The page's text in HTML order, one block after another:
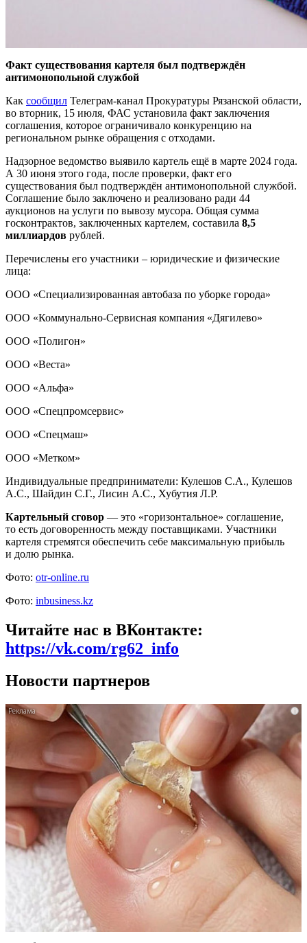
Факт существования картеля был подтверждён
антимонопольной службой
Как сообщил Телеграм-канал Прокуратуры Рязанской области,
во вторник, 15 июля, ФАС установила факт заключения
соглашения, которое ограничивало конкуренцию на
региональном рынке обращения с отходами.
Надзорное ведомство выявило картель ещё в марте 2024 года.
А 30 июня этого года, после проверки, факт его
существования был подтверждён антимонопольной службой.
Соглашение было заключено и реализовано ради 44
аукционов на услуги по вывозу мусора. Общая сумма
госконтрактов, заключенных картелем, составила 8,5
миллиардов рублей.
Перечислены его участники – юридические и физические
лица:
ООО «Специализированная автобаза по уборке города»
ООО «Коммунально-Сервисная компания «Дягилево»
ООО «Полигон»
ООО «Веста»
ООО «Альфа»
ООО «Спецпромсервис»
ООО «Спецмаш»
ООО «Метком»
Индивидуальные предприниматели: Кулешов С.А., Кулешов
А.С., Шайдин С.Г., Лисин А.С., Хубутия Л.Р.
Картельный сговор — это «горизонтальное» соглашение,
то есть договоренность между поставщиками. Участники
картеля стремятся обеспечить себе максимальную прибыль
и долю рынка.
Фото: otr-online.ru
Фото: inbusiness.kz
Читайте нас в ВКонтакте:
https://vk.com/rg62_info
Новости партнеров
i